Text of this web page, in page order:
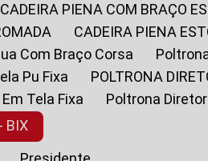
CADEIRA PIENA COM BRAÇO
CADEIRA PIENA
Com Braço Corsa
Pu Fixa
POLTRONA
Tela Fixa
Poltrona
BIX